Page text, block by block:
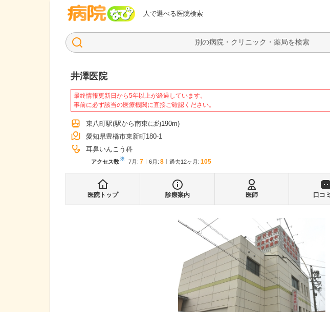
人で選べる医院検索
病院なび
検索
井澤医院
最終情報更新日から5年以上が経過しています。
事前に必ず該当の医療機関に直接ご確認ください。
東八町駅(駅から南東に約190m)
愛知県豊橋市東新町180-1
耳鼻いんこう科
アクセス数※ 7月 : 7 6月 : 8 過去12ヶ月: 105
医院トップ 診療案内 医師 口コ